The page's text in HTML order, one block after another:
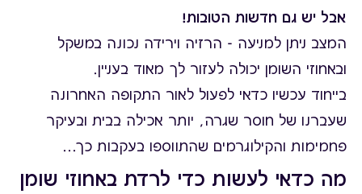
אבל יש גם חדשות הטובות!
המצב ניתן למניעה - הרזיה וירידה נכונה במשקל
ובאחוזי השומן יכולה לעזור לך מאוד בעניין.
בייחוד עכשיו כדאי לפעול לאור התקופה האחרונה
שעברנו של חוסר שגרה, יותר אכילה בבית ובעיקר
פחמימות והקילוגרמים שהתווספו בעקבות כך...
מה כדאי לעשות כדי לרדת באחוזי שומן